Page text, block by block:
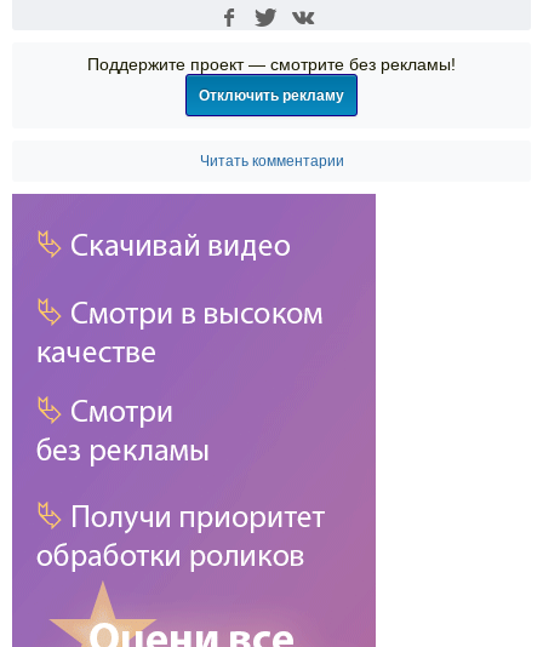
Поддержите проект — смотрите без рекламы!
Отключить рекламу
Читать комментарии